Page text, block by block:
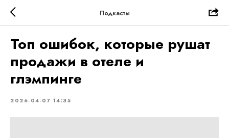
Подкасты
Топ ошибок, которые рушат
продажи в отеле и
глэмпинге
2026-04-07 14:35